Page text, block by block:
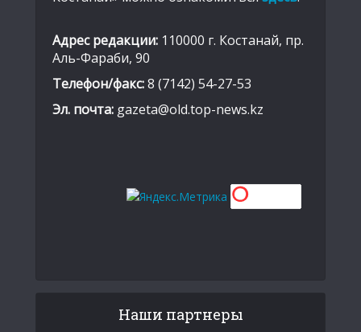
Адрес редакции: 110000 г. Костанай, пр.
Аль-Фараби, 90
Телефон/факс:8 (7142) 54-27-53
Эл. почта: gazeta@old.top-news.kz
Наши партнеры